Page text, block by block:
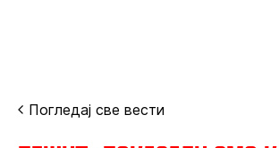
Погледај све вести